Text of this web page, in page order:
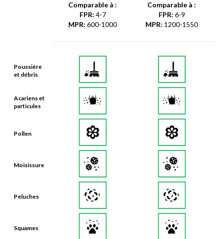
Poussière
et débris
Acariens et
particules
Pollen
Moisissure
Peluches
Squames
Comparable à :
FPR: 4-7
MPR: 600-1000
Comparable à :
FPR: 6-9
MPR: 1200-1550